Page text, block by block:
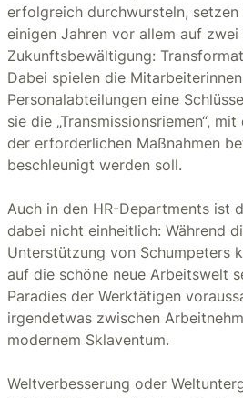
erfolgreich durchwursteln, setzen
einigen Jahren vor allem auf
Zukunftsbewältigung:
Dabei spielen die
Personalabteilungen eine
sie die „Transmissionsriemen“,
der erforderlichen Maßnahmen
beschleunigt werden soll.
Auch in den HR-Departments ist
dabei nicht einheitlich: Während
Unterstützung von Schumpeters
auf die schöne neue Arbeitswelt
Paradies der Werktätigen
irgendetwas zwischen
modernem Sklaventum.
Weltverbesserung oder